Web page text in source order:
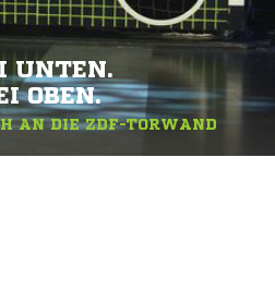
UNTEN.
OBEN.
AN DIE ZDF-TORWAND